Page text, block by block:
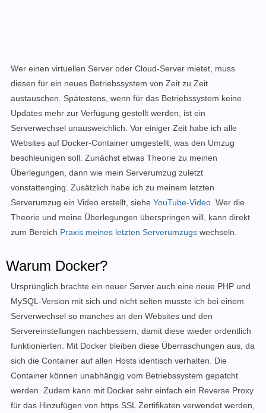
Wer einen virtuellen Server oder Cloud-Server mietet, muss
diesen für ein neues Betriebssystem von Zeit zu Zeit
austauschen. Spätestens, wenn für das Betriebssystem keine
Updates mehr zur Verfügung gestellt werden, ist ein
Serverwechsel unausweichlich. Vor einiger Zeit habe ich alle
Websites auf Docker-Container umgestellt, was den Umzug
beschleunigen soll. Zunächst etwas Theorie zu meinen
Überlegungen, dann wie mein Serverumzug zuletzt
vonstattenging. Zusätzlich habe ich zu meinem letzten
Serverumzug ein Video erstellt, siehe YouTube-Video . Wer die
Theorie und meine Überlegungen überspringen will, kann direkt
zum Bereich Praxis meines letzten Serverumzugs wechseln.
Warum Docker?
Ursprünglich brachte ein neuer Server auch eine neue PHP und
MySQL-Version mit sich und nicht selten musste ich bei einem
Serverwechsel so manches an den Websites und den
Servereinstellungen nachbessern, damit diese wieder ordentlich
funktionierten. Mit Docker bleiben diese Überraschungen aus, da
sich die Container auf allen Hosts identisch verhalten. Die
Container können unabhängig vom Betriebssystem gepatcht
werden. Zudem kann mit Docker sehr einfach ein Reverse Proxy
für das Hinzufügen von https SSL Zertifikaten verwendet werden,